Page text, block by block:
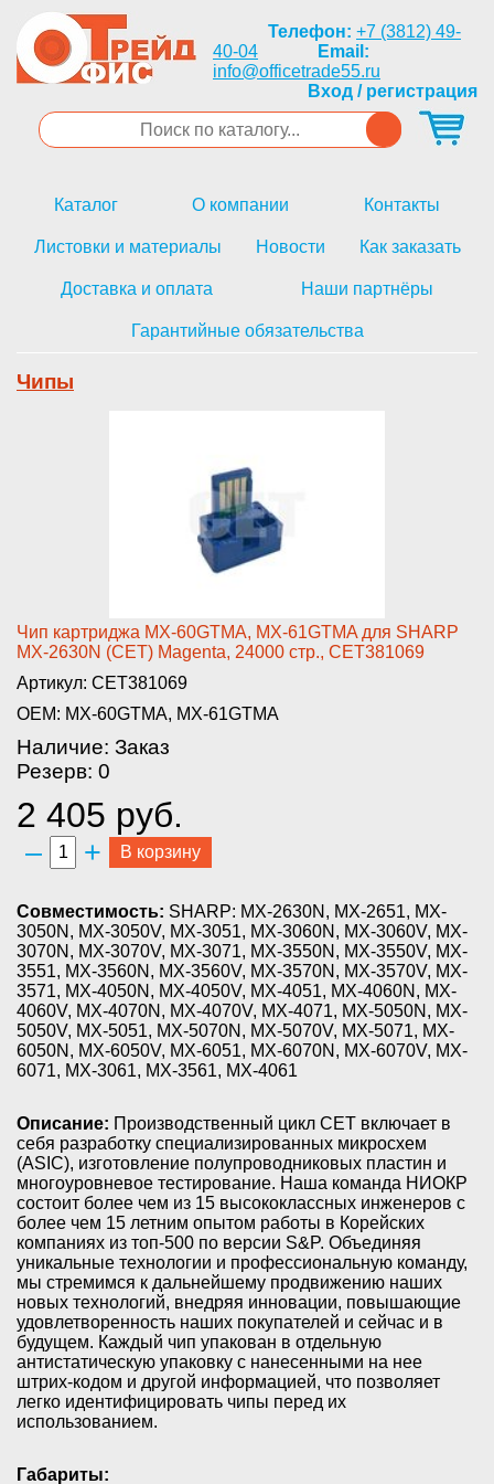
Телефон: +7 (3812) 49-
40-04
Email:
info@officetrade55.ru
Вход / регистрация
Каталог О компании Контакты
Листовки и материалы Новости Как заказать
Доставка и оплата Наши партнёры
Гарантийные обязательства
Чипы
­Чип картриджа MX-60GTMA, MX-61­GTMA для SHARP
MX-2630N (CET) ­Magenta, 24000 стр., CET381069­
Артикул: CET381069
OEM: MX-60GTMA, MX-61GTMA
Наличие: Заказ
Резерв: 0
2 405 руб.
– + В корзину
Совместимость: SHARP: MX-2630N, MX-2651, MX-
3050N, MX-3050V, MX-3051, MX-3060N, MX-3060V, MX-
3070N, MX-3070V, MX-3071, MX-3550N, MX-3550V, MX-
3551, MX-3560N, MX-3560V, MX-3570N, MX-3570V, MX-
3571, MX-4050N, MX-4050V, MX-4051, MX-4060N, MX-
4060V, MX-4070N, MX-4070V, MX-4071, MX-5050N, MX-
5050V, MX-5051, MX-5070N, MX-5070V, MX-5071, MX-
6050N, MX-6050V, MX-6051, MX-6070N, MX-6070V, MX-
6071, MX-3061, MX-3561, MX-4061
Описание: Производственный цикл CET включает в
себя разработку специализированных микросхем
(ASIC), изготовление полупроводниковых пластин и
многоуровневое тестирование. Наша команда НИОКР
состоит более чем из 15 высококлассных инженеров с
более чем 15 летним опытом работы в Корейских
компаниях из топ-500 по версии S&P. Объединяя
уникальные технологии и профессиональную команду,
мы стремимся к дальнейшему продвижению наших
новых технологий, внедряя инновации, повышающие
удовлетворенность наших покупателей и сейчас и в
будущем. Каждый чип упакован в отдельную
антистатическую упаковку с нанесенными на нее
штрих-кодом и другой информацией, что позволяет
легко идентифицировать чипы перед их
использованием.
Габариты: